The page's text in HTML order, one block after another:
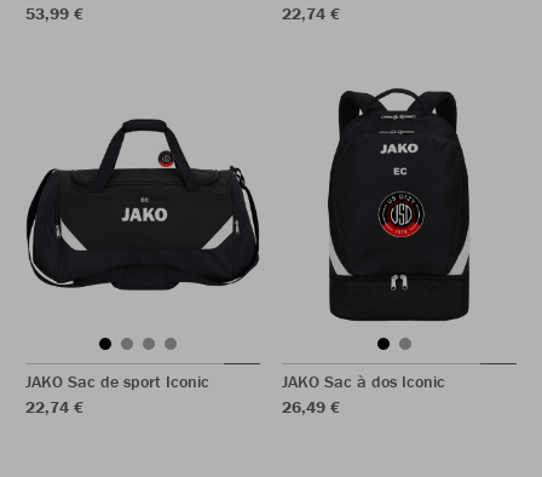
53,99 €
22,74 €
JAKO Sac de sport Iconic
22,74 €
JAKO Sac à dos Iconic
26,49 €